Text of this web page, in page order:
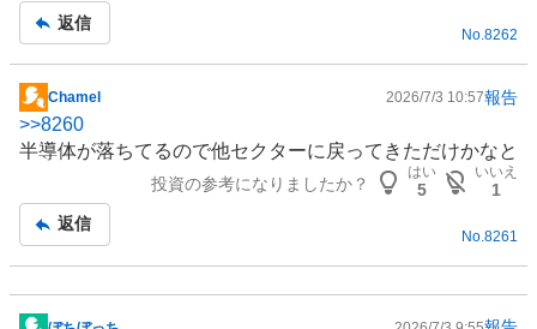
事
返信
No.8262
掲
示
板
Chamel 2026/7/3 10:57報告
>>8260
半導体が落ちてるので他セクターに戻ってきただけかなと
投資の参考になりましたか？
はい
5
いいえ
1
返信
No. 8261